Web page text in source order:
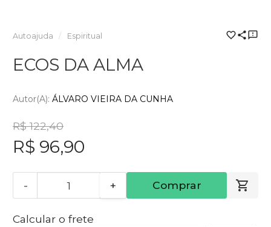
Autoajuda Espiritual
ECOS DA ALMA
Autor(a): ÁLVARO VIEIRA DA CUNHA
R$ 122,40
R$ 96,90
- + Comprar
Calcular o frete